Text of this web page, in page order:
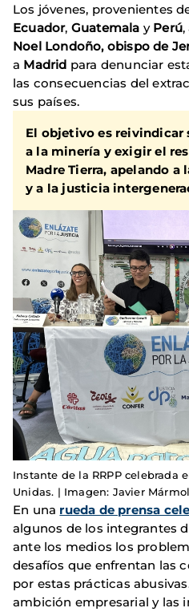
Los jóvenes, provenientes
Ecuador, Guatemala y Perú,
Noel Londoño, obispo de
a Madrid para denunciar
las consecuencias del
sus países.
El objetivo es reivindicar
a la minería yexigir el
Madre Tierra, apelando a
y a la justicia
Instante de la RRPP celebrada
Unidas. | Imagen: Javier
En una rueda de prensa
algunos de los integrantes
ante los medios los
desafíos que enfrentan las
por estas prácticas
ambición empresarial y las